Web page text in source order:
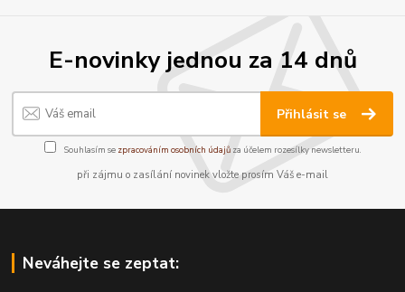
E-novinky jednou za 14 dnů
Přihlásit se
Souhlasím se zpracováním osobních údajůza účelem rozesílky newsletteru.
při zájmu o zasílání novinek vložte prosím Váš e-mail
Neváhejte se zeptat: